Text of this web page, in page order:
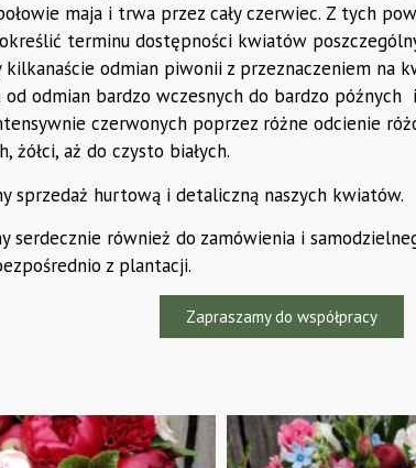
maja i trwa przez cały czerwiec. Z tych
terminu dostępności kwiatów
kilkanaście odmian piwonii z przeznaczeniem na
od odmian bardzo wczesnych do bardzo późnych
czerwonych poprzez różne odcienie
żółci, aż do czysto białych.
sprzedaż hurtową i detaliczną naszych kwiatów.
serdecznie również do zamówienia i
z plantacji.
Zapraszamy do współpracy